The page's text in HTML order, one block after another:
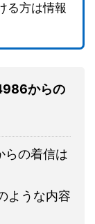
る方は情報
からの
らの着信は
ような内容